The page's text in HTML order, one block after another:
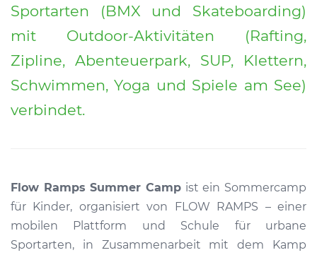
Sportarten (BMX und Skateboarding)
mit Outdoor-Aktivitäten (Rafting,
Zipline, Abenteuerpark, SUP, Klettern,
Schwimmen, Yoga und Spiele am See)
verbindet.
Flow Ramps Summer Camp ist ein Sommercamp
für Kinder, organisiert von FLOW RAMPS – einer
mobilen Plattform und Schule für urbane
Sportarten, in Zusammenarbeit mit dem Kamp